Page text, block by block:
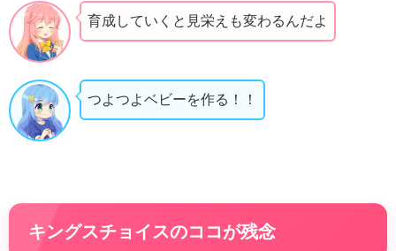
育成していくと見栄えも変わるんだよ
つよつよベビーを作る！！
キングスチョイスのココが残念